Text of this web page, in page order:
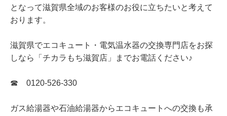
となって滋賀県全域のお客様のお役に立ちたいと考えて
おります。
滋賀県でエコキュート・電気温水器の交換専門店をお探
しなら「チカラもち滋賀店」までお電話ください♪
☎ 0120-526-330
ガス給湯器や石油給湯器からエコキュートへの交換も承